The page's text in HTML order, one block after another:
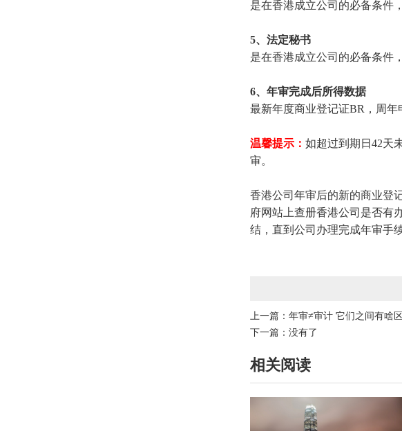
是在香港成立公司的必备条件
5、法定秘书
是在香港成立公司的必备条件
6、年审完成后所得数据
最新年度商业登记证BR，周年
温馨提示： 如超过到期日42天
审。
香港公司年审后的新的商业登
府网站上查册香港公司是否有
结，直到公司办理完成年审手
上一篇： 年审≠审计 它们之间有啥
下一篇：没有了
相关阅读